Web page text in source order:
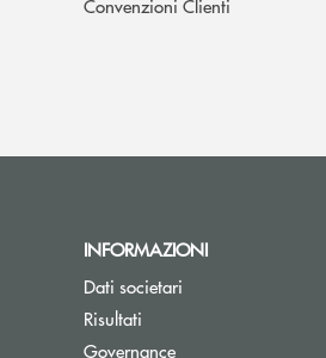
Convenzioni Clienti
INFORMAZIONI
Dati societari
Risultati
Governance